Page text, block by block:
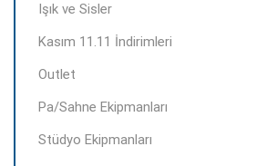
Işık ve Sisler
Kasım 11.11 İndirimleri
Outlet
Pa/Sahne Ekipmanları
Stüdyo Ekipmanları